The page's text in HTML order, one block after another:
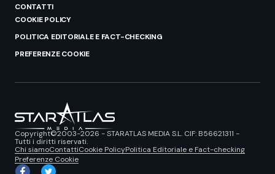
CONTATTI
COOKIE POLICY
POLITICA EDITORIALE E FACT-CHECKING
PREFERENZE COOKIE
Copyright©2003-2026 - STARATLAS MEDIA S.L. CIF: B56621311 -
Tutti i diritti riservati.
Chi siamoContattiCookie PolicyPolitica Editoriale e Fact-checking
Preferenze Cookie